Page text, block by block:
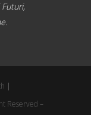
|
Reserved –